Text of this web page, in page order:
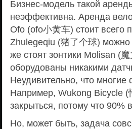
Бизнес-модель такой
неэффективна. Аренда
Ofo (ofo小黄车) стоит всего
Zhulegeqiu (猪了个球) можно
же стоят зонтики Molisan (
оборудованы никакими
Неудивительно, что
Например, Wukong Bicycle
закрыться, потому что
Но, может быть, задача